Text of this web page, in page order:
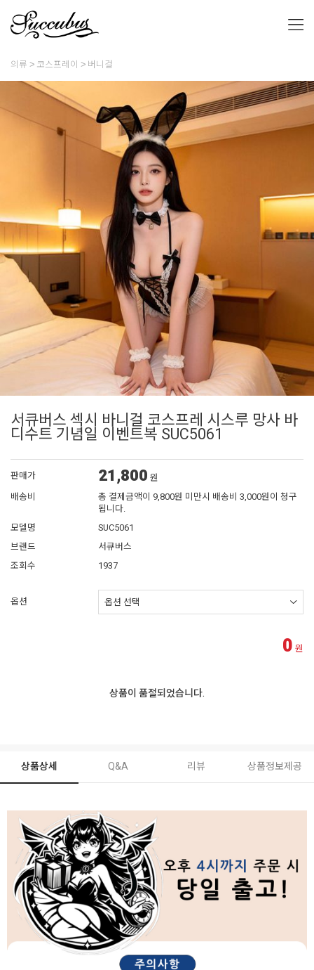
의류 코스프레이 버니걸
서큐버스 섹시 바니걸 코스프레 시스루 망사 바
디수트 기념일 이벤트복 SUC5061
판매가 21,800 원
배송비
총 결제금액이 9,800원 미만시 배송비 3,000원이 청구
됩니다.
모델명
SUC5061
브랜드
서큐버스
조회수
1937
옵션
0 원
상품이 품절되었습니다.
상품상세 Q&A 리뷰 상품정보제공